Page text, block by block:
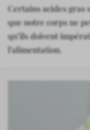
Certains acides gras
que notre corps ne
qu’ils doivent
l’alimentation.